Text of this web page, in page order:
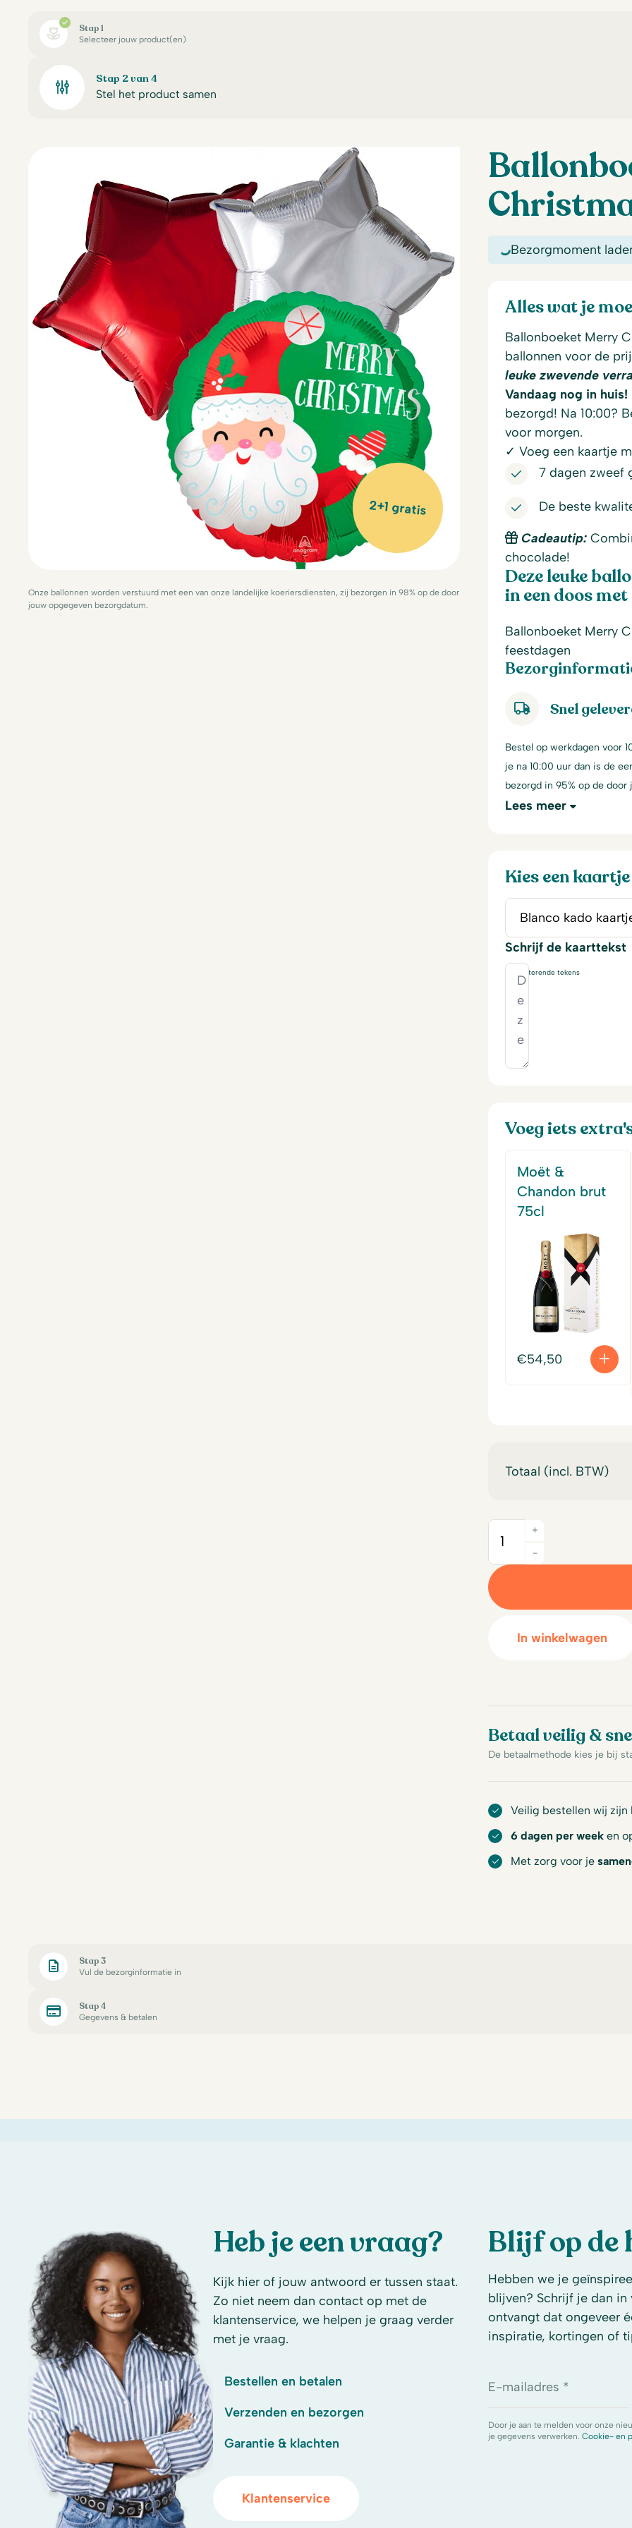
Stap 1
Selecteer jouw product(en)
Stap 2 van 4
Stel het product samen
2+1 gratis
Onze ballonnen worden verstuurd met een van onze landelijke koeriersdiensten, zij bezorgen in 98% op de door
jouw opgegeven bezorgdatum.
Bezorgmoment
Alles wat je
Ballonboeket Merry
ballonnen voor de
leuke zwevende
Vandaag nog in huis!
bezorgd! Na 10:00?
voor morgen.
✓ Voeg een kaartje
7 dagen zweef
De beste
Cadeautip:
chocolade!
Deze leuke
in een doos
Ballonboeket Merry
feestdagen
Snel
Bestel op werkdagen voor
je na 10:00 uur dan is de
bezorgd in 95% op de
Lees meer
Kies een kaartje
Schrijf de kaarttekst
resterende tekens
Voeg iets
Moët &
Chandon brut
75cl
€54,50
Totaal (incl. BTW)
Quantity
-
+
In winkelwagen
Betaal veilig &
De betaalmethode kies je bij
Veilig bestellen wij zijn
6 dagen per week en
Met zorg voor je
Stap 3
Vul de bezorginformatie in
Stap 4
Gegevens & betalen
Heb je een vraag?
Kijk hier of jouw antwoord er tussen staat.
Zo niet neem dan contact op met de
klantenservice, we helpen je graag verder
met je vraag.
Bestellen en betalen
Verzenden en bezorgen
Garantie & klachten
Klantenservice
Blijf op de
Hebben we je
blijven? Schrijf je dan
ontvangt dat ongeveer
inspiratie, kortingen of
E-mailadres *
Door je aan te melden voor onze
je gegevens verwerken. Cookie- en